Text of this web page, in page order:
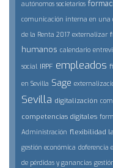
autónomos societarios
comunicación interna en una
de la Renta 2017 externalizar
humanos calendario
social IRPF empleados
en Sevilla Sage
Sevilla digitalización
competencias digitales
Administración flexibilidad
gestión económica doferencia
de pérdidas y ganancias